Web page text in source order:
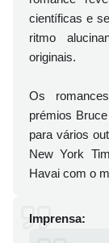
científicas e
ritmo
originais.
Os
prémios
para vários
New York
Havai com o
Imprensa: